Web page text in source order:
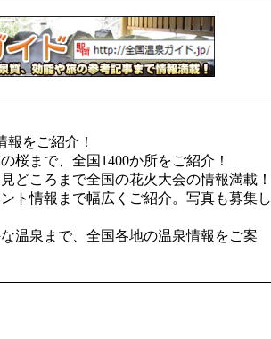
報をご紹介！
桜まで、全国1400か所をご紹介！
どころまで全国の花火大会の情報満載！
ト情報まで幅広くご紹介。写真も募集し
温泉まで、全国各地の温泉情報をご案